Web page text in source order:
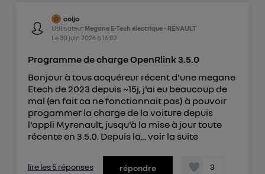
coljo
Utilisateur Megane E-Tech électrique - RENAULT
Le 30 juin 2026à 16:02
Programme de charge OpenRlink 3.5.0
Bonjour à tous acquéreur récent d'une megane
Etech de 2023 depuis ~15j, j'ai eu beaucoup de
mal (en fait ca ne fonctionnait pas) à pouvoir
progammer la charge de la voiture depuis
l'appli Myrenault, jusqu'à la mise à jour toute
récente en 3.5.0. Depuis la...voir la suite
lire les 5 réponses répondre 3